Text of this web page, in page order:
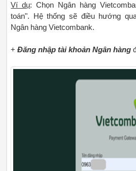
Ví dụ: Chọn Ngân hàng
toán". Hệ thống sẽ điều hướng
Ngân hàng Vietcombank.
+Đăng nhập tài khoản Ngân hàng